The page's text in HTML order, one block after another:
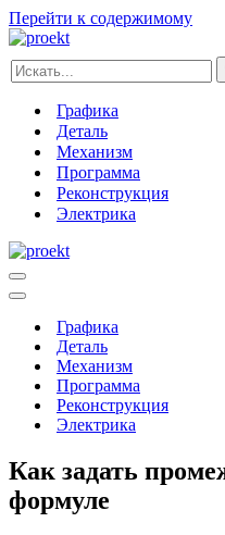
Перейти к содержимому
Искать...
Графика
Деталь
Механизм
Программа
Реконструкция
Электрика
Меню
навигации
Меню
навигацииГрафика
Деталь
Механизм
Программа
Реконструкция
Электрика
Как задать
формуле